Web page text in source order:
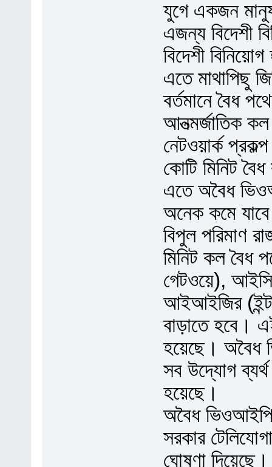
যুগে একজন মানুষ
এজন্য বিদেশী
বিদেশী
এতে মাথাপিছু
বর্তমানে বৈধ
আনত্মর্জাতিক
নেটওয়ার্ক
কোটি মিনিট
এতে অবৈধ
অনেক কমে
বিপুল পরিমাণ
মিনিট কল বৈধ
গেটওয়ে),
আইআইজির
বাড়াতে হবে।
হয়েছে। অবৈধ
সব উদ্যোগ ব্যর্থ
হয়েছে।
অবৈধ ভিওআইপি
সরকার
ঘোষণা